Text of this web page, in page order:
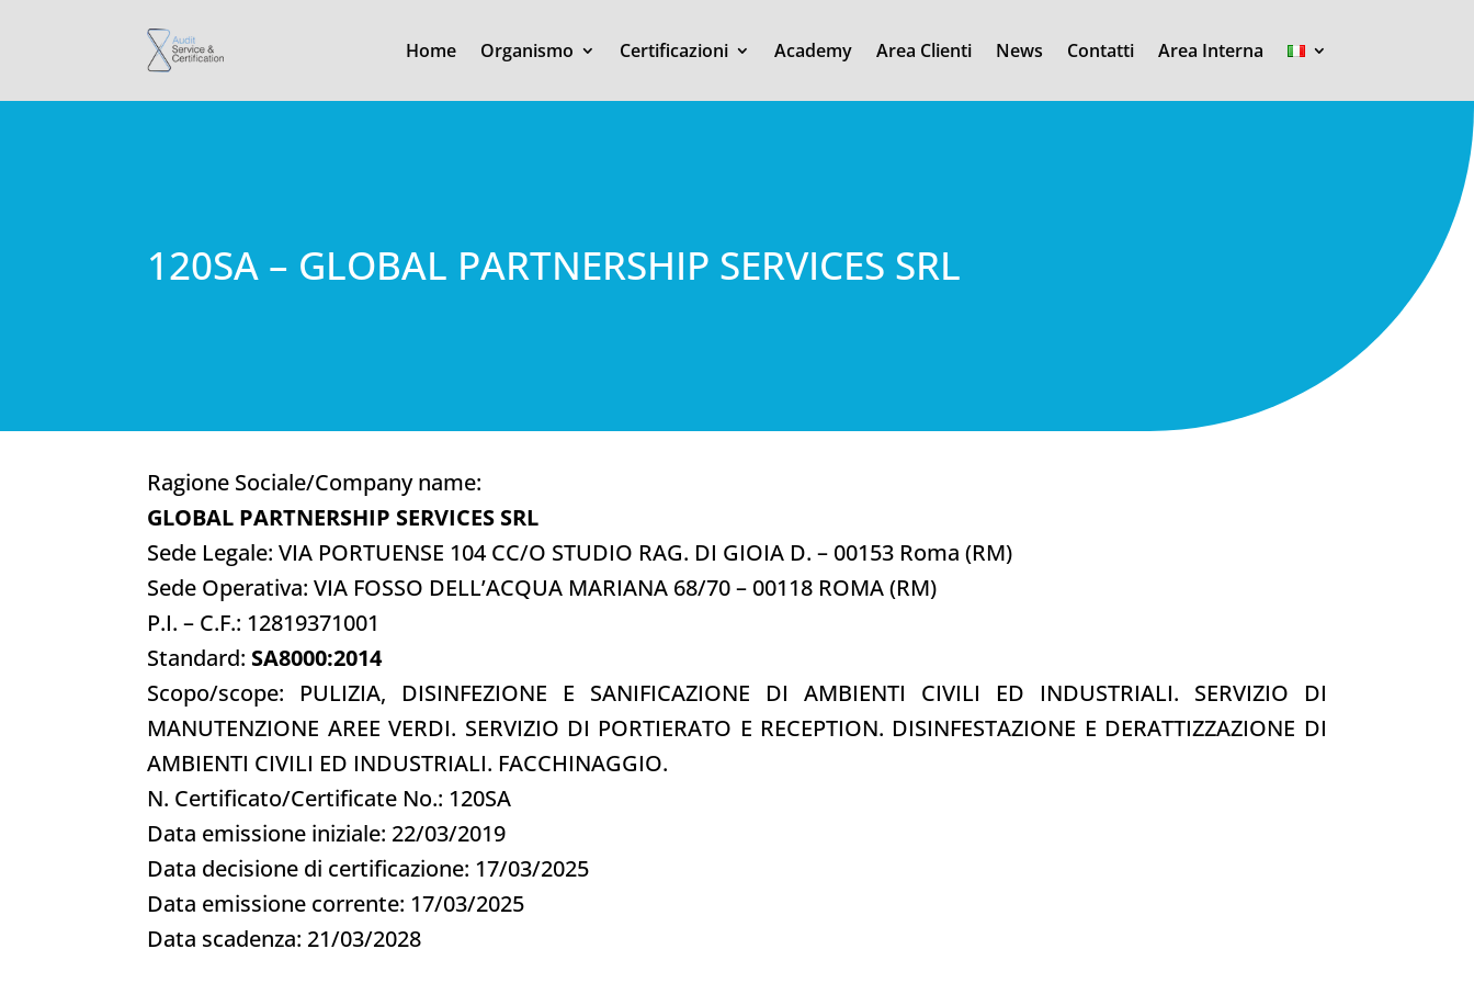
Home Organismo Certificazioni Academy Area Clienti News Contatti Area Interna
120SA – GLOBAL PARTNERSHIP SERVICES SRL
Ragione Sociale/Company name:
GLOBAL PARTNERSHIP SERVICES SRL
Sede Legale: VIA PORTUENSE 104 CC/O STUDIO RAG. DI GIOIA D. – 00153 Roma (RM)
Sede Operativa: VIA FOSSO DELL’ACQUA MARIANA 68/70 – 00118 ROMA (RM)
P.I. – C.F.: 12819371001
Standard: SA8000:2014
Scopo/scope: PULIZIA, DISINFEZIONE E SANIFICAZIONE DI AMBIENTI CIVILI ED INDUSTRIALI. SERVIZIO DI
MANUTENZIONE AREE VERDI. SERVIZIO DI PORTIERATO E RECEPTION. DISINFESTAZIONE E DERATTIZZAZIONE DI
AMBIENTI CIVILI ED INDUSTRIALI. FACCHINAGGIO.
N. Certificato/Certificate No.: 120SA
Data emissione iniziale: 22/03/2019
Data decisione di certificazione: 17/03/2025
Data emissione corrente: 17/03/2025
Data scadenza: 21/03/2028